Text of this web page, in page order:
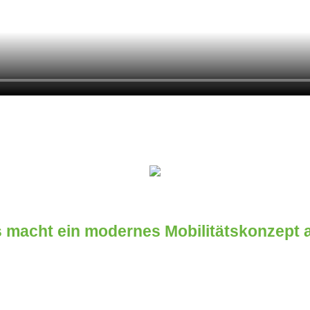
macht ein modernes Mobilitätskonzept